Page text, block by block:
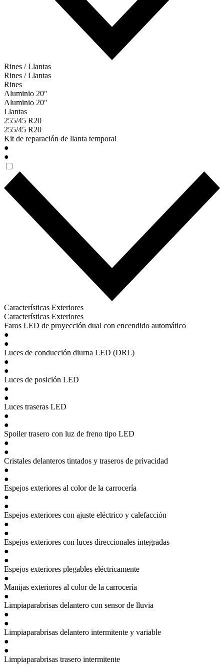
Rines / Llantas
Rines / Llantas
Rines
Aluminio 20"
Aluminio 20"
Llantas
255/45 R20
255/45 R20
Kit de reparación de llanta temporal
●
●
Características Exteriores
Características Exteriores
Faros LED de proyección dual con encendido automático
●
●
Luces de conducción diurna LED (DRL)
●
●
Luces de posición LED
●
●
Luces traseras LED
●
●
Spoiler trasero con luz de freno tipo LED
●
●
Cristales delanteros tintados y traseros de privacidad
●
●
Espejos exteriores al color de la carrocería
●
●
Espejos exteriores con ajuste eléctrico y calefacción
●
●
Espejos exteriores con luces direccionales integradas
●
●
Espejos exteriores plegables eléctricamente
●
Manijas exteriores al color de la carrocería
●
Limpiaparabrisas delantero con sensor de lluvia
●
●
Limpiaparabrisas delantero intermitente y variable
●
●
Limpiaparabrisas trasero intermitente